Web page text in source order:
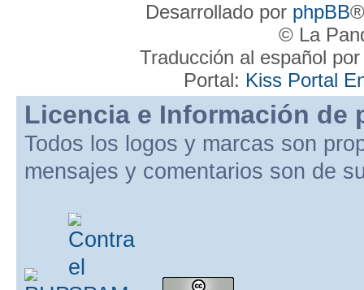
Desarrollado por phpBB
© La
Traducción al español
Portal: Kiss Portal
Licencia e Información de
Todos los logos y marcas son
mensajes y comentarios son de